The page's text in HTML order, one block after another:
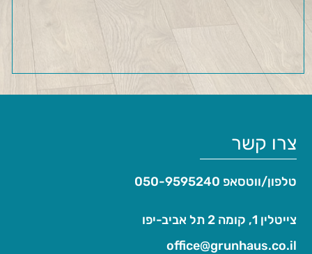
צרו קשר
טלפון/ווטסאפ 050-9595240
צייטלין 1, קומה 2 תל אביב-יפו
office@grunhaus.co.il‏